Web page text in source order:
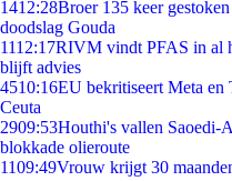
1412:28Broer 135 keer
doodslag Gouda
1112:17RIVM vindt PFAS in al
blijft advies
4510:16EU bekritiseert Meta en
Ceuta
2909:53Houthi's vallen Saoedi-
blokkade olieroute
1109:49Vrouw krijgt 30